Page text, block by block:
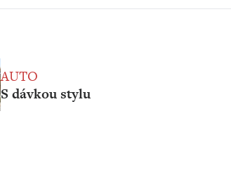
AUTO
S dávkou stylu